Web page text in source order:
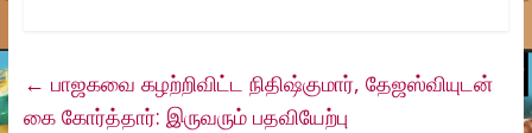
← பாஜகவை கழற்றிவிட்ட நிதிஷ்குமார், தேஜஸ்வியுடன்
கை கோர்த்தார்: இருவரும் பதவியேற்பு